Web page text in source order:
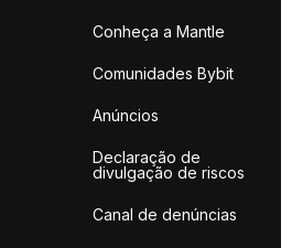
Conheça a Mantle
Comunidades Bybit
Anúncios
Declaração de
divulgação de riscos
Canal de denúncias